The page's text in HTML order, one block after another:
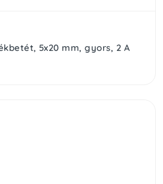
5x20 mm, gyors, 2 A